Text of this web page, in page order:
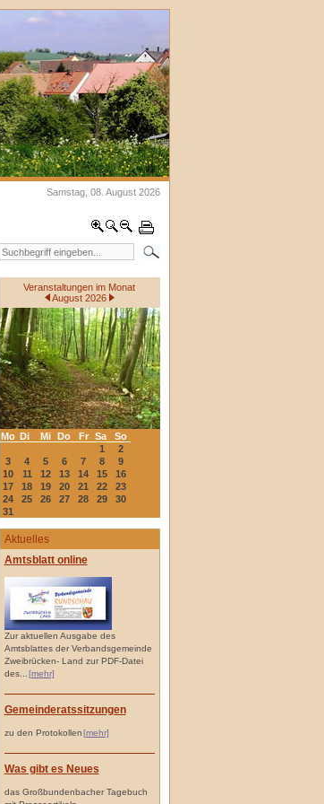
Samstag, 08. August 2026
Veranstaltungen im Monat
August 2026
Mo Di Mi Do Fr Sa
So
1
2
3
4 5 6 7 8
9
10
11 12 13 14 15
16
17
18 19 20 21 22
23
24
25 26 27 28 29
30
31
Aktuelles
Amtsblatt online
Zur aktuellen Ausgabe des
Amtsblattes der Verbandsgemeinde
Zweibrücken- Land zur PDF-Datei
des...
[mehr]
Gemeinderatssitzungen
zu den Protokollen[mehr]
Was gibt es Neues
das Großbundenbacher Tagebuch